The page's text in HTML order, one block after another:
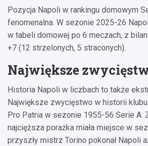
Pozycja Napoli w rankingu domowym
fenomenalna. W sezonie 2025-26
w tabeli domowej po 6 meczach, z
+7 (12 strzelonych, 5 straconych).
Największe
Historia Napoli w liczbach to także
Największe zwycięstwo w historii
Pro Patria w sezonie 1955-56 Serie A.
najcięższa porażka miała miejsce w
przyszły mistrz Torino pokonał Napoli